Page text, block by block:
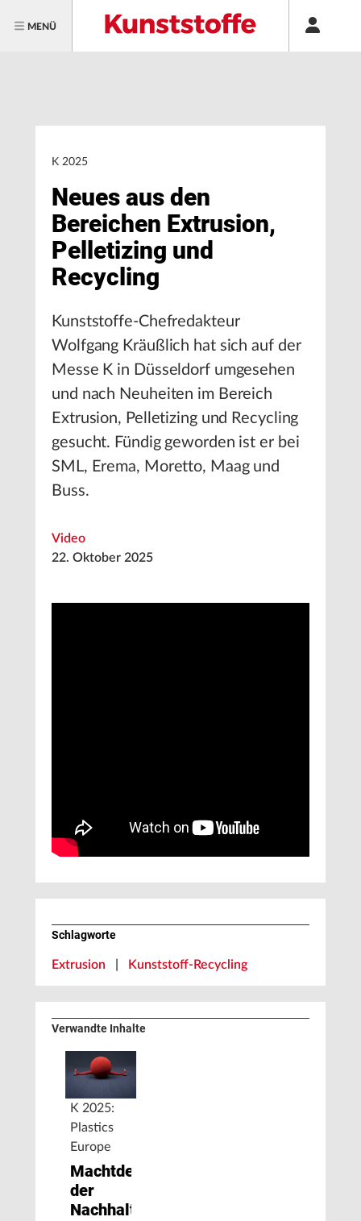
MENÜ
K 2025
Neues aus den
Bereichen Extrusion,
Pelletizing und
Recycling
Kunststoffe-Chefredakteur
Wolfgang Kräußlich hat sich auf der
Messe K in Düsseldorf umgesehen
und nach Neuheiten im Bereich
Extrusion, Pelletizing und Recycling
gesucht. Fündig geworden ist er bei
SML, Erema, Moretto, Maag und
Buss.
Video
22. Oktober 2025
Schlagworte
Extrusion Kunststoff-Recycling
Verwandte Inhalte
K 2025:
Plastics
Europe
Machtdemonstration
der
Nachhaltigkeit